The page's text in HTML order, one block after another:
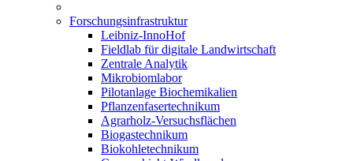
Forschungsinfrastruktur
Leibniz-InnoHof
Fieldlab für digitale Landwirtschaft
Zentrale Analytik
Mikrobiomlabor
Pilotanlage Biochemikalien
Pflanzenfasertechnikum
Agrarholz-Versuchsflächen
Biogastechnikum
Biokohletechnikum